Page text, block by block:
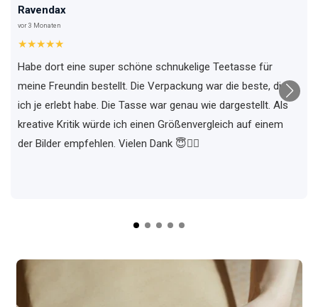
Ravendax
vor 3 Monaten
★★★★★
Habe dort eine super schöne schnukelige Teetasse für
meine Freundin bestellt. Die Verpackung war die beste, die
ich je erlebt habe. Die Tasse war genau wie dargestellt. Als
kreative Kritik würde ich einen Größenvergleich auf einem
der Bilder empfehlen. Vielen Dank 😇✌🏼